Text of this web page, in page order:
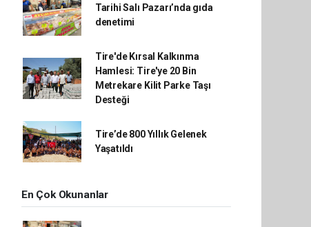
Tarihi Salı Pazarı’nda gıda
denetimi
Tire'de Kırsal Kalkınma
Hamlesi: Tire'ye 20 Bin
Metrekare Kilit Parke Taşı
Desteği
Tire’de 800 Yıllık Gelenek
Yaşatıldı
En Çok Okunanlar